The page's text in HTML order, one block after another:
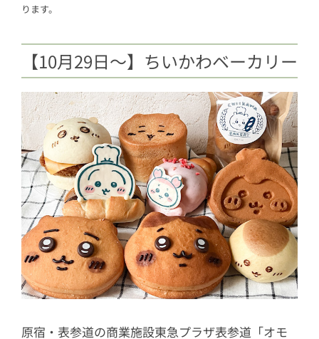
ります。
【10月29日～】ちいかわベーカリー
原宿・表参道の商業施設東急プラザ表参道「オモ